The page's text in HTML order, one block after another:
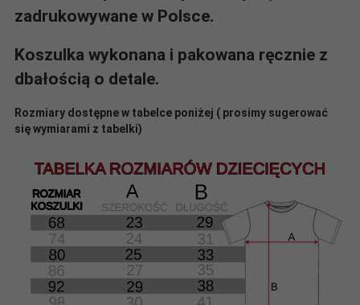
zadrukowywane w Polsce.
Koszulka wykonana i pakowana ręcznie z
dbałością o detale.
Rozmiary dostępne w tabelce poniżej ( prosimy sugerować
się wymiarami z tabelki)